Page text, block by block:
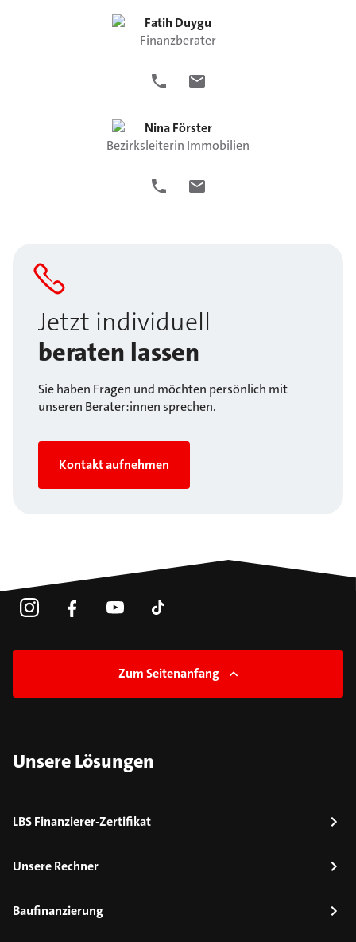
Fatih Duygu
Finanzberater
Nina Förster
Bezirksleiterin Immobilien
Jetzt individuell
beraten lassen
Sie haben Fragen und möchten persönlich mit
unseren Berater:innen sprechen.
Kontakt aufnehmen
Zum Seitenanfang
Unsere Lösungen
LBS Finanzierer-Zertifikat
Unsere Rechner
Baufinanzierung